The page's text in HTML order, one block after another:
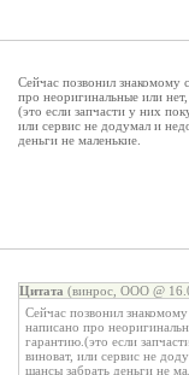
Сейчас позвонил знакомому
про неоригинальные или
(это если запчасти у них
или сервис не додумал и
деньги не маленькие.
Цитата (винрос, ООО @
Сейчас позвонил
написано про
гарантию.(это если
виноват, или сервис не
шансы забрать деньги не